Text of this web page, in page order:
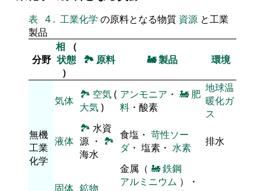
表 4 . 工業化学 の原料となる物質 資源 と工業
製品
分野
相
（
状態
）
🏞 原料 🚂製品 環境
無機
工業
化学
気体 🏞 空気(
大気)
アンモニア ・ 🚂 肥
料 ・酸素
地球温
暖化ガ
ス
液体
🏞 水資
源 ・ 🏞
海水
食塩・ 苛性ソー
ダ・ 塩素・ 水素 排水
固体 鉱物
金属（ 🚂鉄鋼
アルミニウム ）・